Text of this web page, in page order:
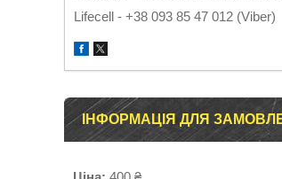
Lifecell - +38 093 85 47 012 (Viber)
ІНФОРМАЦІЯ ДЛЯ